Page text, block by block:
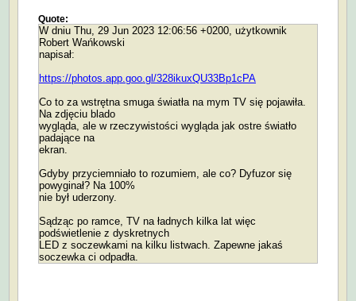
Quote:
W dniu Thu, 29 Jun 2023 12:06:56 +0200, użytkownik
Robert Wańkowski
napisał:
https://photos.app.goo.gl/328ikuxQU33Bp1cPA
Co to za wstrętna smuga światła na mym TV się pojawiła.
Na zdjęciu blado
wygląda, ale w rzeczywistości wygląda jak ostre światło
padające na
ekran.
Gdyby przyciemniało to rozumiem, ale co? Dyfuzor się
powyginał? Na 100%
nie był uderzony.
Sądząc po ramce, TV na ładnych kilka lat więc
podświetlenie z dyskretnych
LED z soczewkami na kilku listwach. Zapewne jakaś
soczewka ci odpadła.